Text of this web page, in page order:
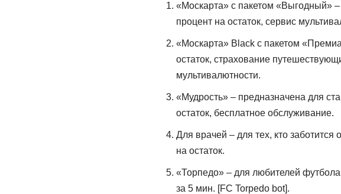
«Москарта» с пакетом «Выгодный»
процент на остаток, сервис
«Москарта» Black с пакетом
остаток, страхование
мультивалютности.
«Мудрость» – предназначена для
остаток, бесплатное обслуживание.
Для врачей – для тех, кто заботится
на остаток.
«Торпедо» – для любителей
за 5 мин. [FC Torpedo bot].